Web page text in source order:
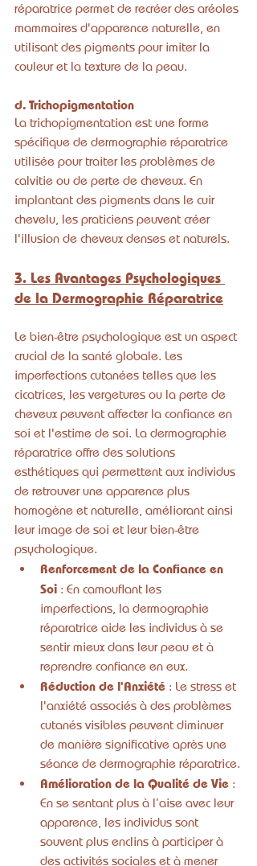
réparatrice permet de recréer des aréoles
mammaires d'apparence naturelle, en
utilisant des pigments pour imiter la
couleur et la texture de la peau.
d. Trichopigmentation
La trichopigmentation est une forme
spécifique de dermographie réparatrice
utilisée pour traiter les problèmes de
calvitie ou de perte de cheveux. En
implantant des pigments dans le cuir
chevelu, les praticiens peuvent créer
l'illusion de cheveux denses et naturels.
3. Les Avantages Psychologiques
de la Dermographie Réparatrice
Le bien-être psychologique est un aspect
crucial de la santé globale. Les
imperfections cutanées telles que les
cicatrices, les vergetures ou la perte de
cheveux peuvent affecter la confiance en
soi et l'estime de soi. La dermographie
réparatrice offre des solutions
esthétiques qui permettent aux individus
de retrouver une apparence plus
homogène et naturelle, améliorant ainsi
leur image de soi et leur bien-être
psychologique.
Renforcement de la Confiance en
Soi : En camouflant les
imperfections, la dermographie
réparatrice aide les individus à se
sentir mieux dans leur peau et à
reprendre confiance en eux.
Réduction de l'Anxiété : Le stress et
l'anxiété associés à des problèmes
cutanés visibles peuvent diminuer
de manière significative après une
séance de dermographie réparatrice.
Amélioration de la Qualité de Vie :
En se sentant plus à l’aise avec leur
apparence, les individus sont
souvent plus enclins à participer à
des activités sociales et à mener